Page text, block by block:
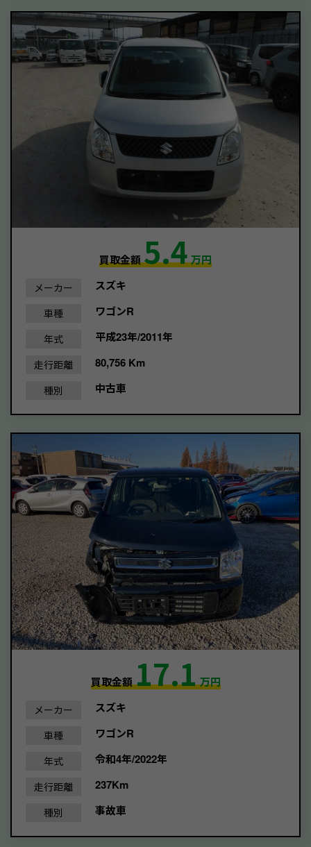
買取金額5.4万円
メーカー スズキ
車種 ワゴンR
年式 平成23年/2011年
走行距離 80,756 Km
種別 中古車
買取金額17.1万円
メーカー スズキ
車種 ワゴンR
年式 令和4年/2022年
走行距離 237Km
種別 事故車